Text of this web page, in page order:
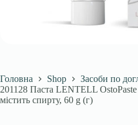
Головна Shop
Засоби по
201128 Паста LENTELL
містить спирту, 60 g (г)